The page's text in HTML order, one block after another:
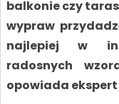
balkonie czy
wypraw
najlepiej w
radosnych
opowiada